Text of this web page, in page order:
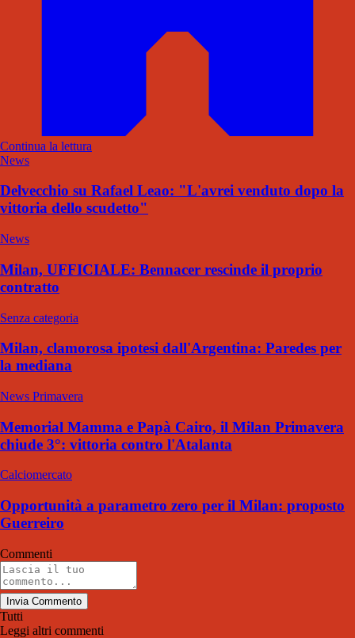
Continua la lettura
News
Delvecchio su Rafael Leao: "L'avrei venduto dopo la
vittoria dello scudetto"
News
Milan, UFFICIALE: Bennacer rescinde il proprio
contratto
Senza categoria
Milan, clamorosa ipotesi dall'Argentina: Paredes per
la mediana
News Primavera
Memorial Mamma e Papà Cairo, il Milan Primavera
chiude 3°: vittoria contro l'Atalanta
Calciomercato
Opportunità a parametro zero per il Milan: proposto
Guerreiro
Commenti
Invia Commento
Tutti
Leggi altri commenti